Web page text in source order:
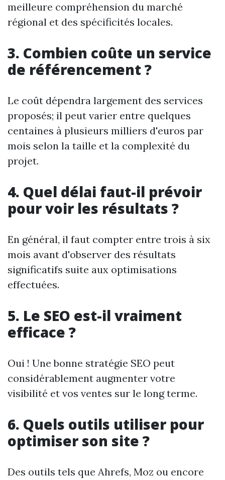
meilleure compréhension du marché
régional et des spécificités locales.
3. Combien coûte un service
de référencement ?
Le coût dépendra largement des services
proposés; il peut varier entre quelques
centaines à plusieurs milliers d'euros par
mois selon la taille et la complexité du
projet.
4. Quel délai faut-il prévoir
pour voir les résultats ?
En général, il faut compter entre trois à six
mois avant d'observer des résultats
significatifs suite aux optimisations
effectuées.
5. Le SEO est-il vraiment
efficace ?
Oui ! Une bonne stratégie SEO peut
considérablement augmenter votre
visibilité et vos ventes sur le long terme.
6. Quels outils utiliser pour
optimiser son site ?
Des outils tels que Ahrefs, Moz ou encore